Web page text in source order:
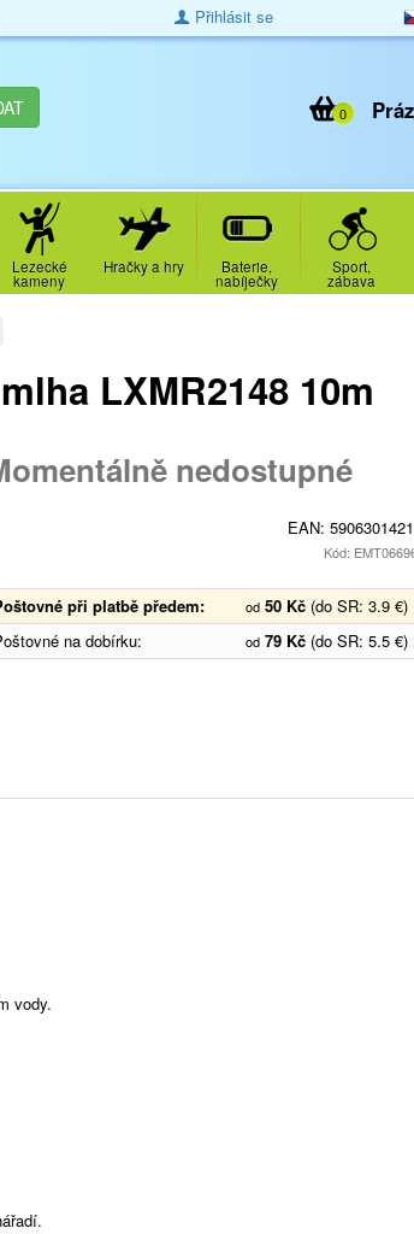
Přihlásit se
0
Lezecké
kameny
Hračky a hry Baterie,
nabíječky
Sport,
zábava
LXMR2148 10m
nedostupné
EAN:
Kód:
při platbě předem: od 50 Kč (do SR: 3.9 €)
na dobírku:
od 79 Kč (do SR: 5.5 €)
vody.